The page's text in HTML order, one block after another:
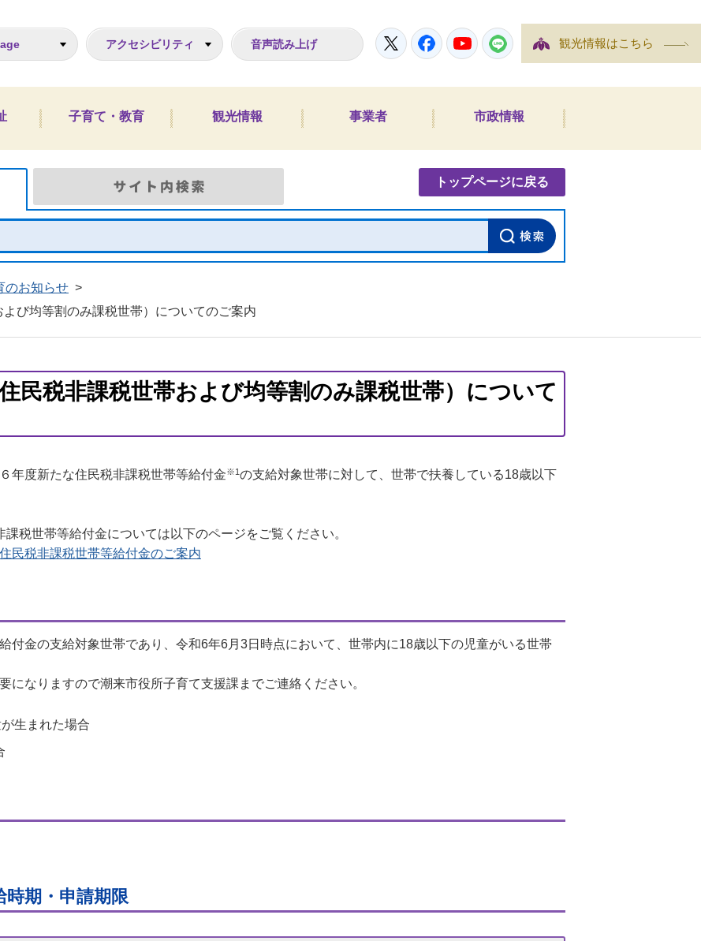
アクセシビリティ 音声読み上げ TwitterFacebookYouTubeLINE 観光情報はこちら
子育て・教育 観光情報 事業者 市政情報
Google検索 トップページに戻る
のお知らせ >
び均等割のみ課税世帯）についてのご案内
民税非課税世帯および均等割のみ課税世帯）について
年度新たな住民税非課税世帯等給付金※1の支給対象世帯に対して、世帯で扶養している18歳以下
税世帯等給付金については以下のページをご覧ください。
民税非課税世帯等給付金のご案内
付金の支給対象世帯であり、令和6年6月3日時点において、世帯内に18歳以下の児童がいる世帯
になりますので潮来市役所子育て支援課までご連絡ください。
生まれた場合
時期・申請期限